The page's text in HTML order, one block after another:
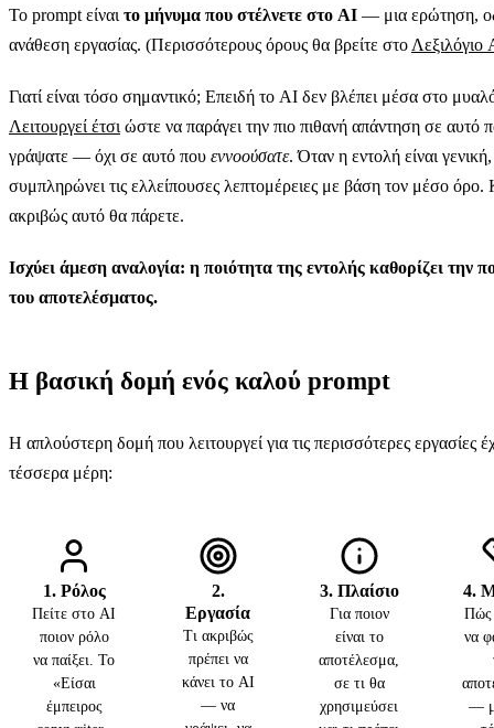
Το prompt είναιτο μήνυμα που στέλνετε στο AI — μια ερώτηση,
ανάθεση εργασίας. (Περισσότερους όρους θα βρείτε στοΛεξιλόγιο
Γιατί είναι τόσο σημαντικό; Επειδή το AI δεν βλέπει μέσα στο
Λειτουργεί έτσιώστε να παράγει την πιο πιθανή απάντηση σε αυτό
γράψατε — όχι σε αυτό που εννοούσατε. Όταν η εντολή είναι
συμπληρώνει τις ελλείπουσες λεπτομέρειες με βάση τον μέσο όρο.
ακριβώς αυτό θα πάρετε.
Ισχύει άμεση αναλογία: η ποιότητα της εντολής καθορίζει την
του αποτελέσματος.
Η βασική δομή ενός καλού prompt
Η απλούστερη δομή που λειτουργεί για τις περισσότερες εργασίες
τέσσερα μέρη:
1. Ρόλος
Πείτε στο AI
ποιον ρόλο
να παίξει. Το
«Είσαι
έμπειρος
2.
Εργασία
Τι ακριβώς
πρέπει να
κάνει το AI
— να
3. Πλαίσιο
Για ποιον
είναι το
αποτέλεσμα,
σε τι θα
χρησιμεύσει
4.
Πώς
να
—